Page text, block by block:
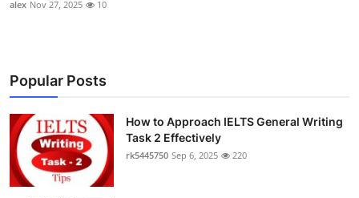
alex Nov 27, 2025 10
Popular Posts
How to Approach IELTS General Writing
Task 2 Effectively
rk5445750 Sep 6, 2025 220